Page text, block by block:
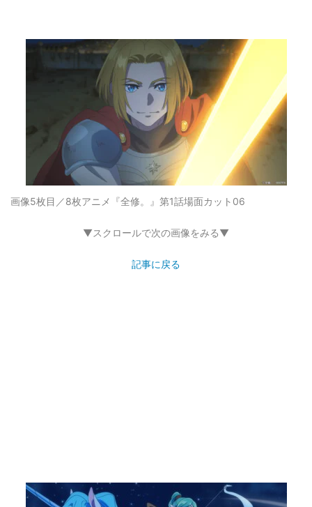
画像5枚目／8枚アニメ『全修。』第1話場面カット06
▼スクロールで次の画像をみる▼
記事に戻る